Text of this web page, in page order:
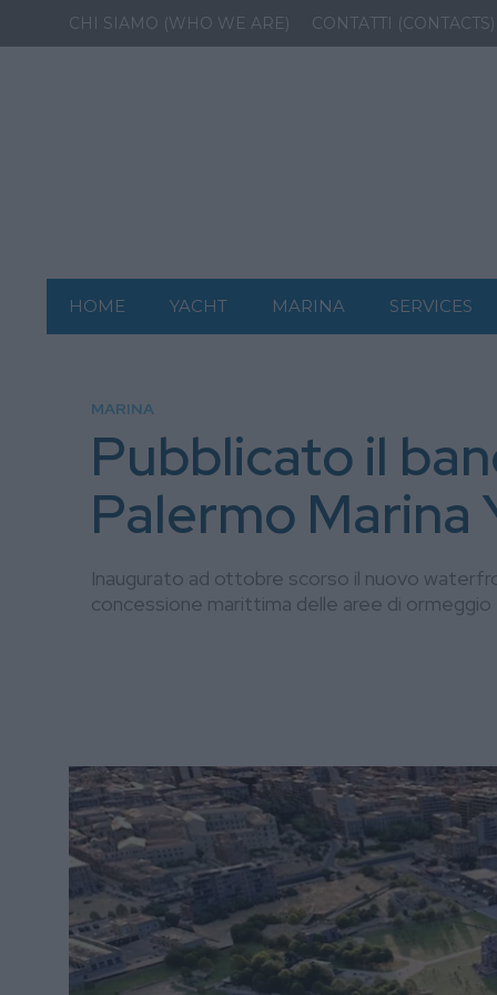
CHI SIAMO (WHO WE ARE) CONTATTI (CONTACTS)
HOME YACHT MARINA SERVICES
MARINA
Pubblicato il
Palermo Marina
Inaugurato ad ottobre scorso il nuovo
concessione marittima delle aree di